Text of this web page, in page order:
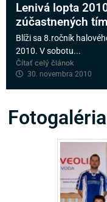
Lenivá lopta
zúčastnených
Blíži sa 8.ročník
2010. V sobotu...
Čítať celý článok
30. novembra 2010